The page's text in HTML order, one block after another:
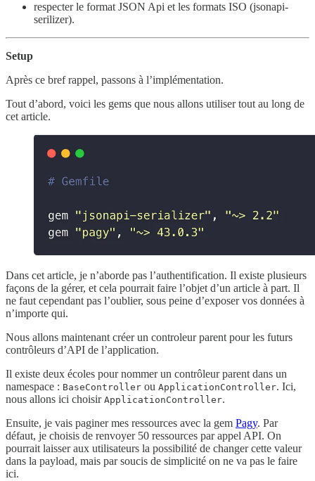
respecter le format JSON Api et les formats ISO (jsonapi-
serilizer).
Setup
Après ce bref rappel, passons à l’implémentation.
Tout d’abord, voici les gems que nous allons utiliser tout au long de
cet article.
Dans cet article, je n’aborde pas l’authentification. Il existe plusieurs
façons de la gérer, et cela pourrait faire l’objet d’un article à part. Il
ne faut cependant pas l’oublier, sous peine d’exposer vos données à
n’importe qui.
Nous allons maintenant créer un controleur parent pour les futurs
contrôleurs d’API de l’application.
Il existe deux écoles pour nommer un contrôleur parent dans un
namespace : BaseController ou ApplicationController. Ici,
nous allons ici choisir ApplicationController.
Ensuite, je vais paginer mes ressources avec la gem Pagy. Par
défaut, je choisis de renvoyer 50 ressources par appel API. On
pourrait laisser aux utilisateurs la possibilité de changer cette valeur
dans la payload, mais par soucis de simplicité on ne va pas le faire
ici.